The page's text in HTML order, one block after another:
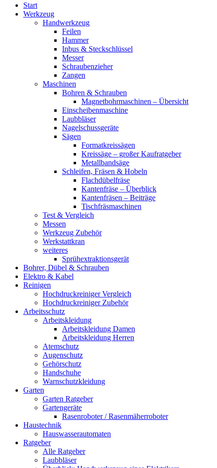
Start
Werkzeug
Handwerkzeug
Feilen
Hammer
Inbus & Steckschlüssel
Messer
Schraubenzieher
Zangen
Maschinen
Bohren & Schrauben
Magnetbohrmaschinen – Übersicht
Einscheibenmaschine
Laubbläser
Nagelschussgeräte
Sägen
Formatkreissägen
Kreissäge – großer Kaufratgeber
Metallbandsäge
Schleifen, Fräsen & Hobeln
Flachdübelfräse
Kantenfräse – Überblick
Kantenfräsen – Beiträge
Tischfräsmaschinen
Test & Vergleich
Messen
Werkzeug Zubehör
Werkstattkran
weiteres
Sprühextraktionsgerät
Bohrer, Dübel & Schrauben
Elektro & Kabel
Reinigen
Hochdruckreiniger Vergleich
Hochdruckreiniger Zubehör
Arbeitsschutz
Arbeitskleidung
Arbeitskleidung Damen
Arbeitskleidung Herren
Atemschutz
Augenschutz
Gehörschutz
Handschuhe
Warnschutzkleidung
Garten
Garten Ratgeber
Gartengeräte
Rasenroboter / Rasenmäherroboter
Haustechnik
Hauswasserautomaten
Ratgeber
Alle Ratgeber
Laubbläser